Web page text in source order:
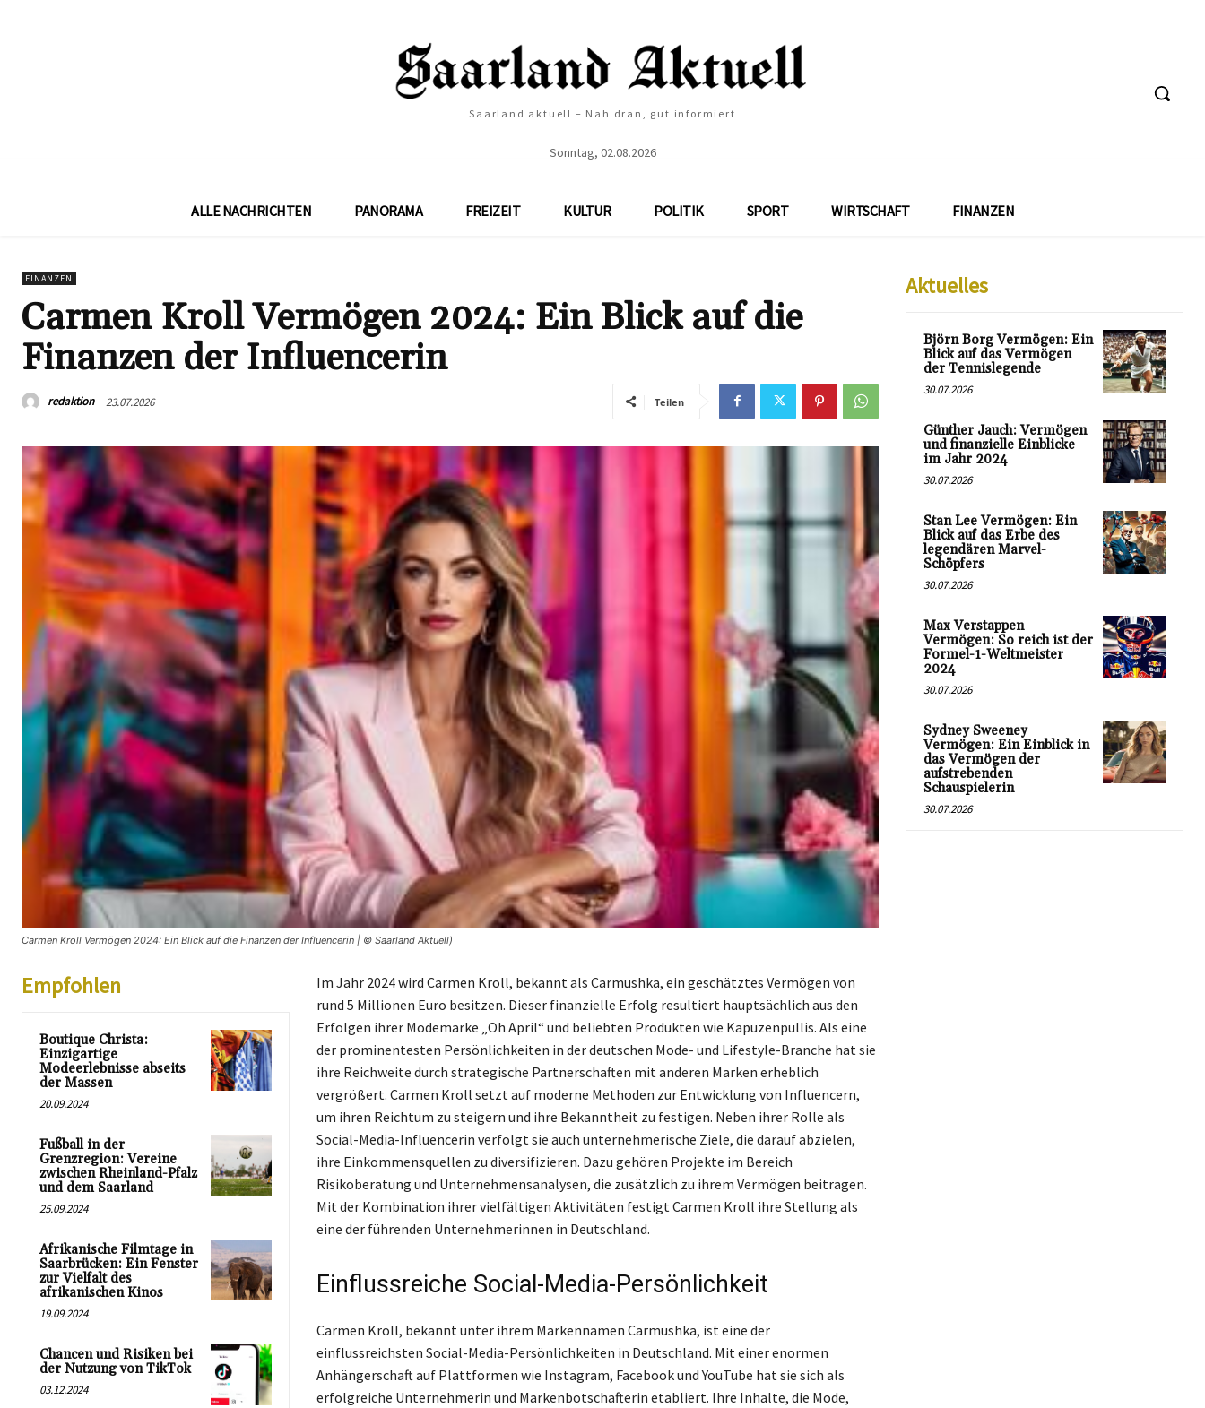
Saarland aktuell – Nah dran, gut informiert
Sonntag, 02.08.2026
ALLE NACHRICHTEN PANORAMA FREIZEIT KULTUR POLITIK SPORT WIRTSCHAFT FINANZEN
FINANZEN
Carmen Kroll Vermögen 2024: Ein Blick auf die
Finanzen der Influencerin
redaktion 23.07.2026 Teilen
Carmen Kroll Vermögen 2024: Ein Blick auf die Finanzen der Influencerin | © Saarland Aktuell)
Empfohlen
Boutique Christa:
Einzigartige
Modeerlebnisse abseits
der Massen
20.09.2024
Fußball in der
Grenzregion: Vereine
zwischen Rheinland-Pfalz
und dem Saarland
25.09.2024
Afrikanische Filmtage in
Saarbrücken: Ein Fenster
zur Vielfalt des
afrikanischen Kinos
19.09.2024
Chancen und Risiken bei
der Nutzung von TikTok
03.12.2024
Im Jahr 2024 wird Carmen Kroll, bekannt als Carmushka, ein geschätztes Vermögen von
rund 5 Millionen Euro besitzen. Dieser finanzielle Erfolg resultiert hauptsächlich aus den
Erfolgen ihrer Modemarke „Oh April“ und beliebten Produkten wie Kapuzenpullis. Als eine
der prominentesten Persönlichkeiten in der deutschen Mode- und Lifestyle-Branche hat sie
ihre Reichweite durch strategische Partnerschaften mit anderen Marken erheblich
vergrößert. Carmen Kroll setzt auf moderne Methoden zur Entwicklung von Influencern,
um ihren Reichtum zu steigern und ihre Bekanntheit zu festigen. Neben ihrer Rolle als
Social-Media-Influencerin verfolgt sie auch unternehmerische Ziele, die darauf abzielen,
ihre Einkommensquellen zu diversifizieren. Dazu gehören Projekte im Bereich
Risikoberatung und Unternehmensanalysen, die zusätzlich zu ihrem Vermögen beitragen.
Mit der Kombination ihrer vielfältigen Aktivitäten festigt Carmen Kroll ihre Stellung als
eine der führenden Unternehmerinnen in Deutschland.
Einflussreiche Social-Media-Persönlichkeit
Carmen Kroll, bekannt unter ihrem Markennamen Carmushka, ist eine der
einflussreichsten Social-Media-Persönlichkeiten in Deutschland. Mit einer enormen
Anhängerschaft auf Plattformen wie Instagram, Facebook und YouTube hat sie sich als
erfolgreiche Unternehmerin und Markenbotschafterin etabliert. Ihre Inhalte, die Mode,
Aktuelles
Björn Borg Vermögen: Ein
Blick auf das Vermögen
der Tennislegende
30.07.2026
Günther Jauch: Vermögen
und finanzielle Einblicke
im Jahr 2024
30.07.2026
Stan Lee Vermögen: Ein
Blick auf das Erbe des
legendären Marvel-
Schöpfers
30.07.2026
Max Verstappen
Vermögen: So reich ist der
Formel-1-Weltmeister
2024
30.07.2026
Sydney Sweeney
Vermögen: Ein Einblick in
das Vermögen der
aufstrebenden
Schauspielerin
30.07.2026